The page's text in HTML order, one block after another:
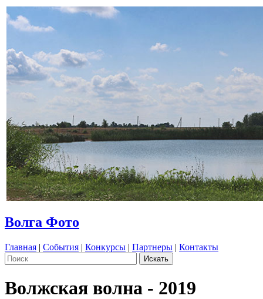
Волга Фото
Главная | События | Конкурсы | Партнеры | Контакты
Волжская волна - 2019